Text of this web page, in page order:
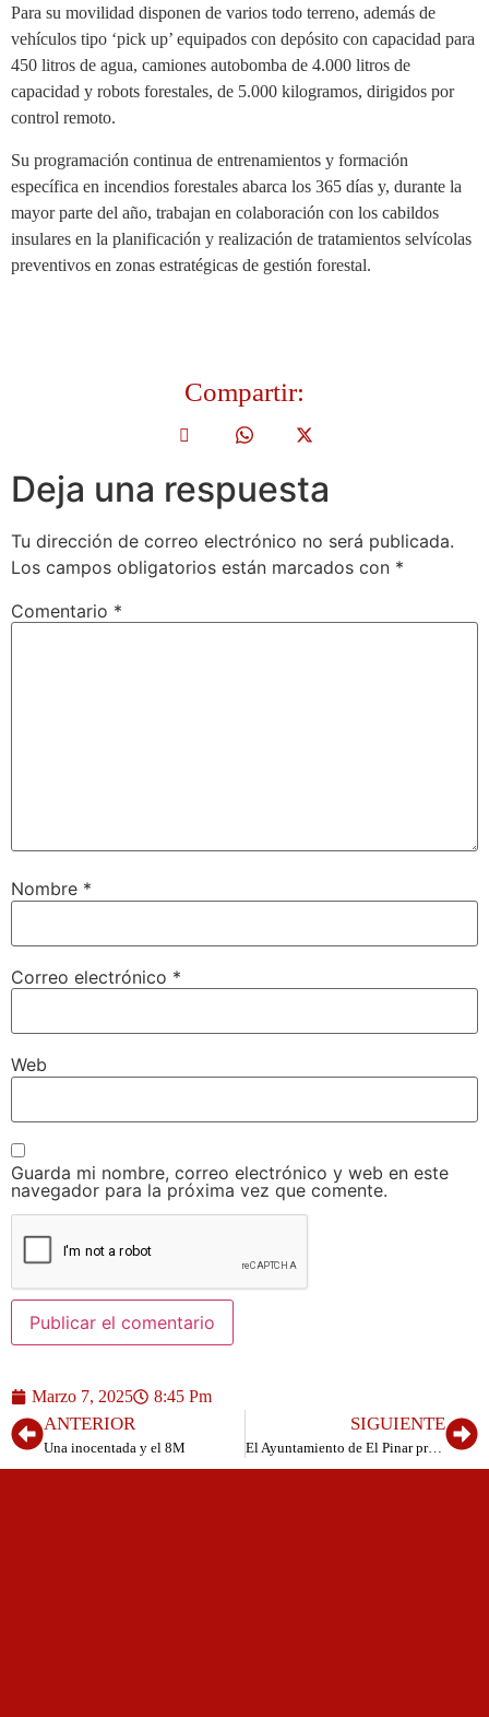
Para su movilidad disponen de varios todo terreno, además de
vehículos tipo ‘pick up’ equipados con depósito con capacidad para
450 litros de agua, camiones autobomba de 4.000 litros de
capacidad y robots forestales, de 5.000 kilogramos, dirigidos por
control remoto.
Su programación continua de entrenamientos y formación
específica en incendios forestales abarca los 365 días y, durante la
mayor parte del año, trabajan en colaboración con los cabildos
insulares en la planificación y realización de tratamientos selvícolas
preventivos en zonas estratégicas de gestión forestal.
Compartir:
Deja una respuesta
Tu dirección de correo electrónico no será publicada.
Los campos obligatorios están marcados con *
Comentario *
Nombre *
Correo electrónico *
Web
Guarda mi nombre, correo electrónico y web en este
navegador para la próxima vez que comente.
Marzo 7, 2025 8:45 Pm
ANTERIOR
Una inocentada y el 8M
SIGUIENTE
El Ayuntamiento de El Pinar presenta el programa del Carnaval 2025 dedicado a Disney